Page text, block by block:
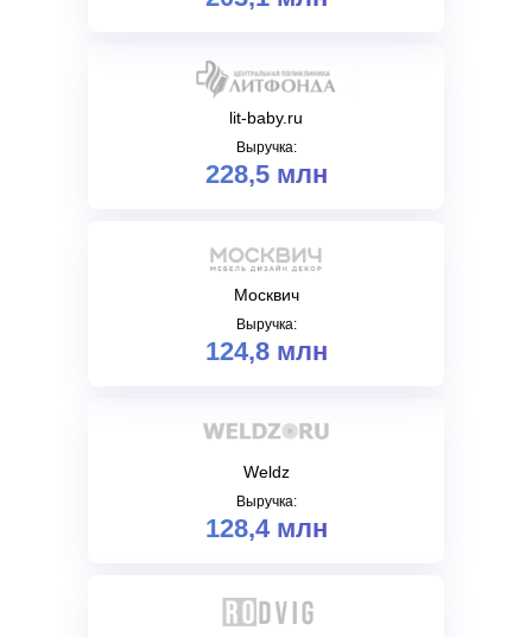
Weldz
Выручка:
128,4 млн
lit-baby.ru
Выручка:
228,5 млн
Москвич
Выручка:
124,8 млн
Вакансии
Мы на WorkSpace
Доп.услуги
Продвижение карт
Съемка подкаста
Политика конфиденциальности
Свидетельство о регистрации товарного
знака №1235355
ИП Нечаев Сергей Федорович